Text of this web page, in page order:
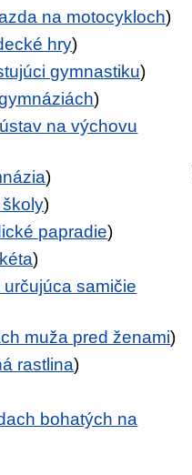
na motocykloch)
hry)
gymnastiku)
)
na výchovu
)
)
papradie)
)
určujúca samičie
muža pred ženami)
rastlina)
bohatých na